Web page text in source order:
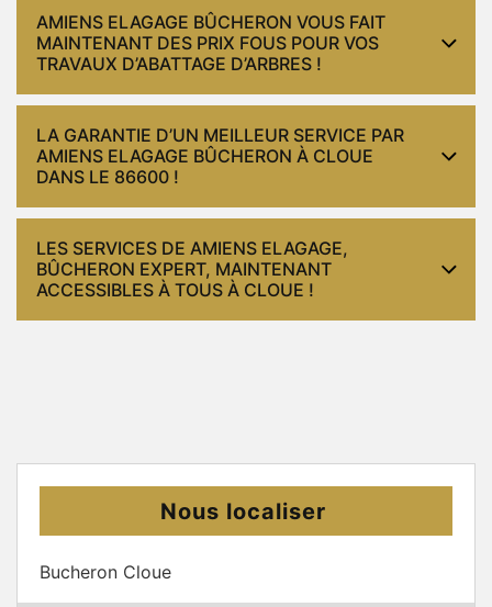
AMIENS ELAGAGE BÛCHERON VOUS FAIT
MAINTENANT DES PRIX FOUS POUR VOS
TRAVAUX D’ABATTAGE D’ARBRES !
LA GARANTIE D’UN MEILLEUR SERVICE PAR
AMIENS ELAGAGE BÛCHERON À CLOUE
DANS LE 86600 !
LES SERVICES DE AMIENS ELAGAGE,
BÛCHERON EXPERT, MAINTENANT
ACCESSIBLES À TOUS À CLOUE !
Nous localiser
Bucheron Cloue